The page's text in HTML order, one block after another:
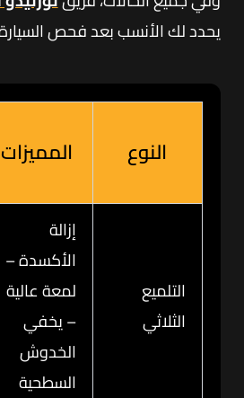
يحدد لك الأنسب بعد فحص
النوع المميزات
التلميع
الثلاثي
إزالة
الأكسدة –
لمعة عالية
– يخفي
الخدوش
السطحية